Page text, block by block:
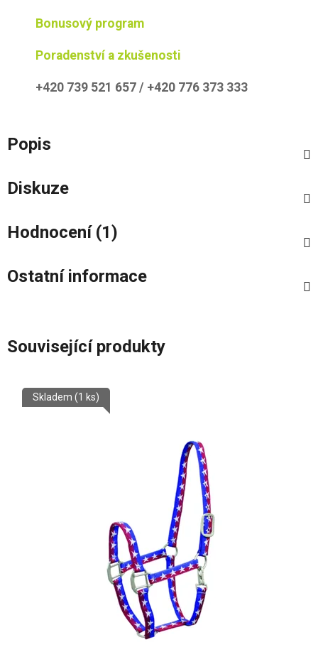
Bonusový program
Poradenství a zkušenosti
+420 739 521 657 / +420 776 373 333
Popis
Diskuze
Hodnocení (1)
Ostatní informace
Související produkty
Skladem (1 ks)